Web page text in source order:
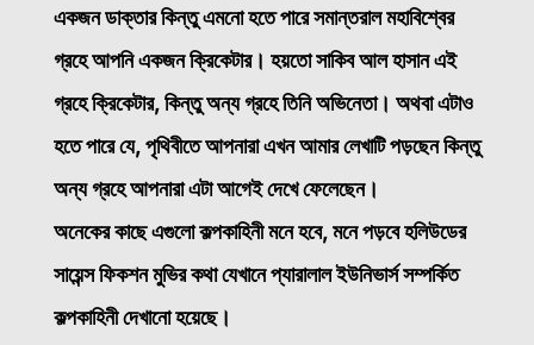
একজন ডাক্তার কিন্তু এমনো হতে পারে সমান্তরাল মহাবিশ্বের
গ্রহে আপনি একজন ক্রিকেটার। হয়তো সাকিব আল হাসান এই
গ্রহে ক্রিকেটার, কিন্তু অন্য গ্রহে তিনি অভিনেতা। অথবা এটাও
হতে পারে যে, পৃথিবীতে আপনারা এখন আমার লেখাটি পড়ছেন কিন্তু
অন্য গ্রহে আপনারা এটা আগেই দেখে ফেলেছেন।
অনেকের কাছে এগুলো কল্পকাহিনী মনে হবে, মনে পড়বে হলিউডের
সায়েন্স ফিকশন মুভির কথা যেখানে প্যারালাল ইউনিভার্স সম্পর্কিত
কল্পকাহিনী দেখানো হয়েছে।